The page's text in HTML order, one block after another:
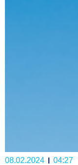
08.02.2024 04:27